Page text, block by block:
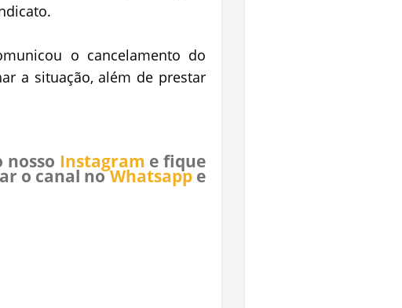
o cancelamento do
a situação, além de prestar
nosso Instagram e fique
o canal noWhatsappe